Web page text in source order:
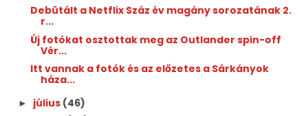
Debütált a Netflix Száz év magány sorozatának 2.
r...
Új fotókat osztottak meg az Outlander spin-off
Vér...
Itt vannak a fotók és az előzetes a Sárkányok
háza...
► július (46)